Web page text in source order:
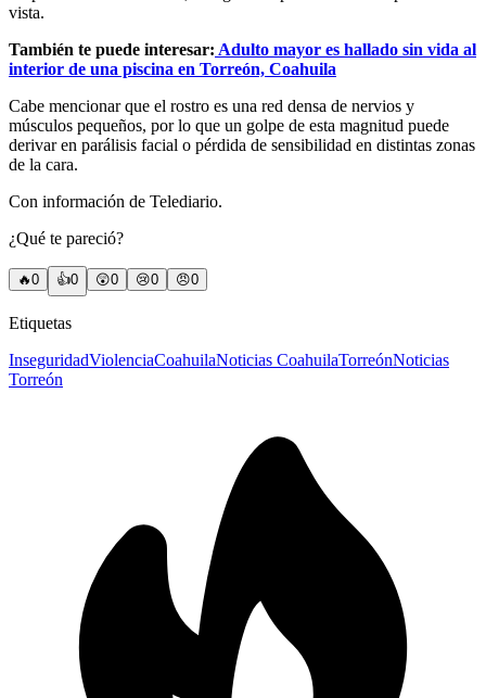
vista.
También te puede interesar: Adulto mayor es hallado sin vida al
interior de una piscina en Torreón, Coahuila
Cabe mencionar que el rostro es una red densa de nervios y
músculos pequeños, por lo que un golpe de esta magnitud puede
derivar en parálisis facial o pérdida de sensibilidad en distintas zonas
de la cara.
Con información de Telediario.
¿Qué te pareció?
🔥0 👍0 😲0 😢0 😠0
Etiquetas
InseguridadViolenciaCoahuilaNoticias CoahuilaTorreónNoticias
Torreón